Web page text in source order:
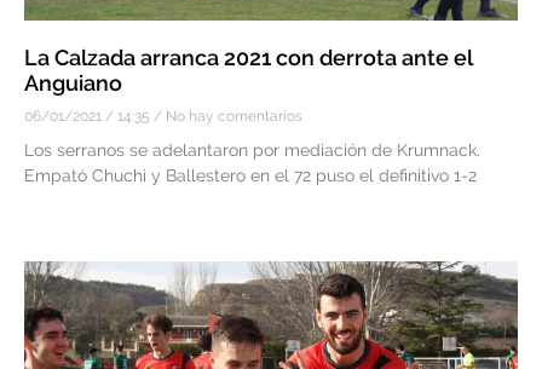
La Calzada arranca 2021 con derrota ante el
Anguiano
06/01/2021 14:35 No hay comentarios
Los serranos se adelantaron por mediación de Krumnack.
Empató Chuchi y Ballestero en el 72 puso el definitivo 1-2